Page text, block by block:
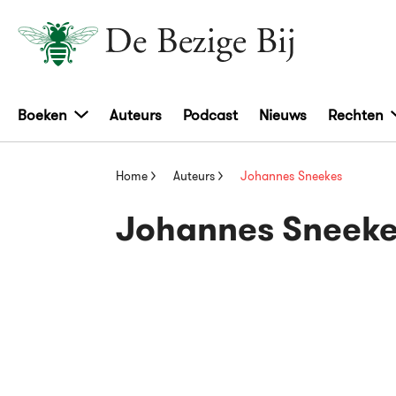
Boeken Auteurs Podcast Nieuws Rechten
Home Auteurs Johannes Sneekes
Johannes